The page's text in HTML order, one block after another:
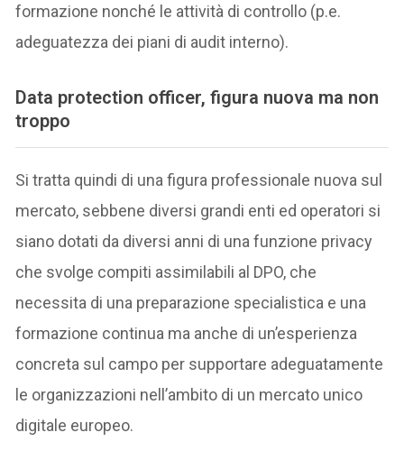
formazione nonché le attività di controllo (p.e.
adeguatezza dei piani di audit interno).
Data protection officer, figura nuova ma non
troppo
Si tratta quindi di una figura professionale nuova sul
mercato, sebbene diversi grandi enti ed operatori si
siano dotati da diversi anni di una funzione privacy
che svolge compiti assimilabili al DPO, che
necessita di una preparazione specialistica e una
formazione continua ma anche di un’esperienza
concreta sul campo per supportare adeguatamente
le organizzazioni nell’ambito di un mercato unico
digitale europeo.